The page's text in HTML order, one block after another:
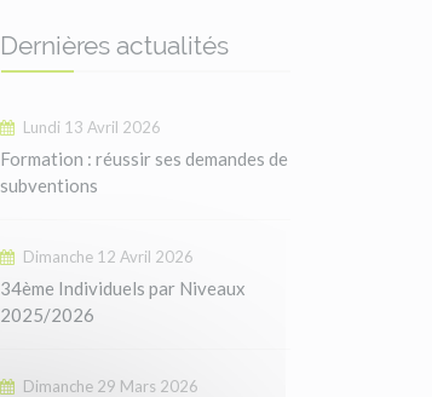
Dernières actualités
Lundi 13 Avril 2026
Formation : réussir ses demandes de
subventions
Dimanche 12 Avril 2026
34ème Individuels par Niveaux
2025/2026
Dimanche 29 Mars 2026